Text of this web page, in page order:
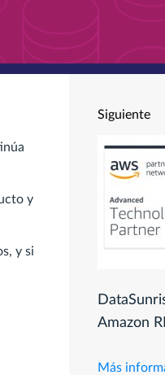
y
y si
Siguiente
Amazon
Más